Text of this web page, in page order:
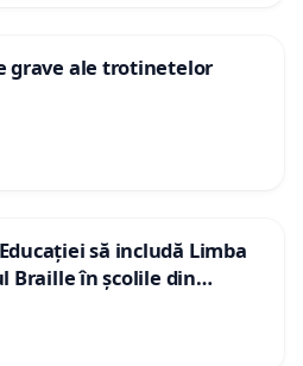
grave ale trotinetelor
să includă Limba
Braille în școlile din